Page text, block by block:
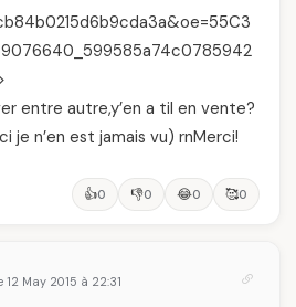
entre autre,y’en a til en vente?
je n’en est jamais vu) rnMerci!
👍0 👎0 😂0 🥰0
12 May 2015 à 22:31